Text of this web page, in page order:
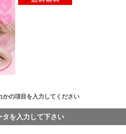
かの項目を入力してください
タを入力して下さい